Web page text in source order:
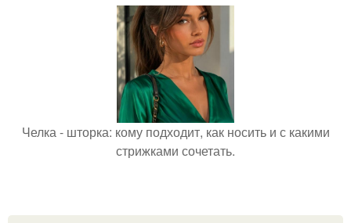
Челка - шторка: кому подходит, как носить и с какими
стрижками сочетать.